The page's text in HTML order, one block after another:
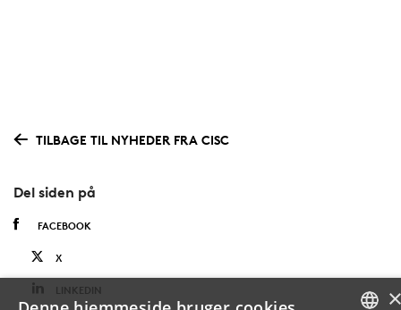
TILBAGE TIL NYHEDER FRA CISC
Del siden på
FACEBOOK
X
LINKEDIN